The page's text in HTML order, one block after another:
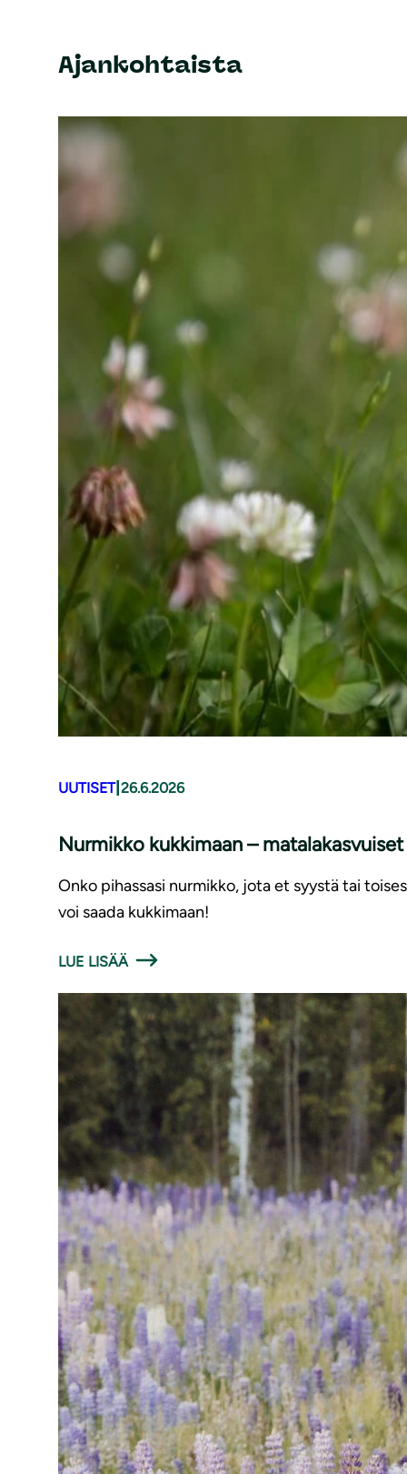
Ajankohtaista
UUTISET| 26.6.2026
Nurmikko kukkimaan –
Onko pihassasi nurmikko, jota et syystä tai
voi saada kukkimaan!
LUE LISÄÄ